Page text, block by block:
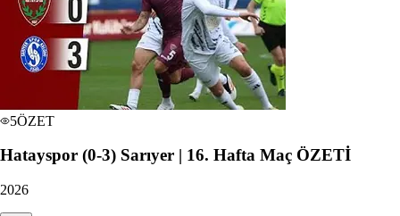
5ÖZET
Hatayspor (0-3) Sarıyer | 16. Hafta Maç ÖZETİ
2026